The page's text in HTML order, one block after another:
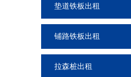
垫道铁板出租
铺路铁板出租
拉森桩出租